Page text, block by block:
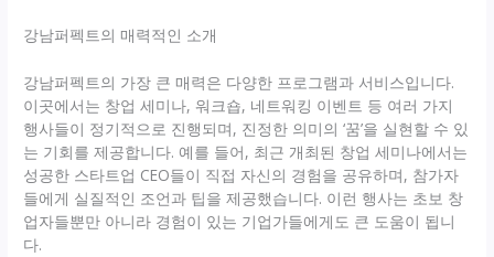
강남퍼펙트의 매력적인 소개
강남퍼펙트의 가장 큰 매력은 다양한 프로그램과 서비스입니다.
이곳에서는 창업 세미나, 워크숍, 네트워킹 이벤트 등 여러 가지
행사들이 정기적으로 진행되며, 진정한 의미의 ‘꿈’을 실현할 수 있
는 기회를 제공합니다. 예를 들어, 최근 개최된 창업 세미나에서는
성공한 스타트업 CEO들이 직접 자신의 경험을 공유하며, 참가자
들에게 실질적인 조언과 팁을 제공했습니다. 이런 행사는 초보 창
업자들뿐만 아니라 경험이 있는 기업가들에게도 큰 도움이 됩니
다.